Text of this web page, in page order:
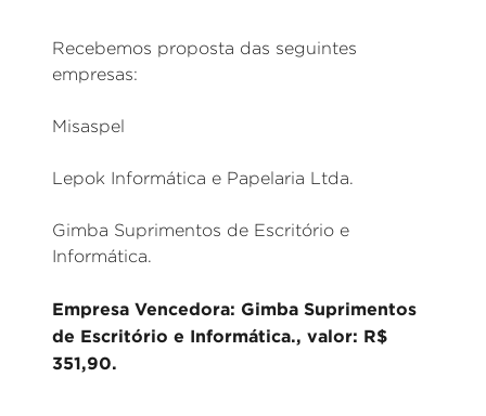
Recebemos proposta das seguintes
empresas:
Misaspel
Lepok Informática e Papelaria Ltda.
Gimba Suprimentos de Escritório e
Informática.
Empresa Vencedora: Gimba Suprimentos
de Escritório e Informática., valor: R$
351,90.